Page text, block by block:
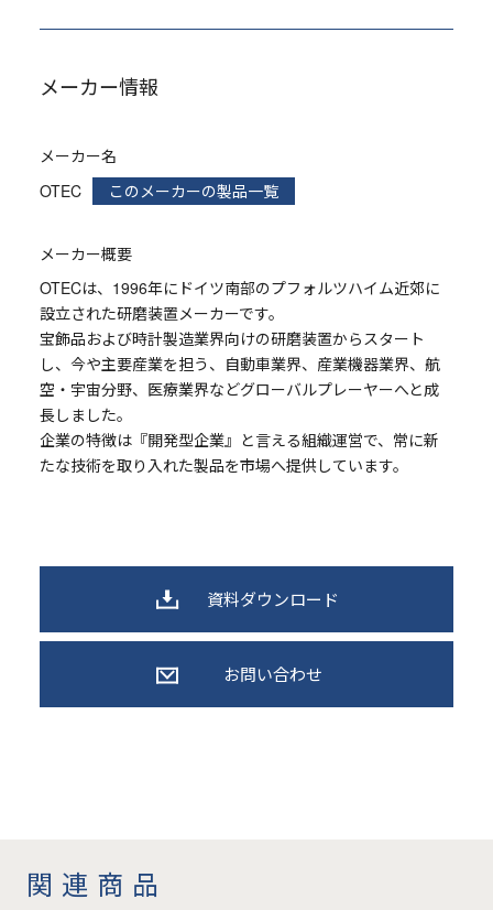
メーカー情報
メーカー名
OTEC
このメーカーの製品一覧
メーカー概要
OTECは、1996年にドイツ南部のプフォルツハイム近郊に
設立された研磨装置メーカーです。
宝飾品および時計製造業界向けの研磨装置からスタート
し、今や主要産業を担う、自動車業界、産業機器業界、航
空・宇宙分野、医療業界などグローバルプレーヤーへと成
長しました。
企業の特徴は『開発型企業』と言える組織運営で、常に新
たな技術を取り入れた製品を市場へ提供しています。
資料ダウンロード
お問い合わせ
関連商品